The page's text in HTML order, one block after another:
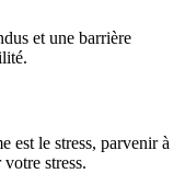
et une barrière
est le stress, parvenir à
stress.